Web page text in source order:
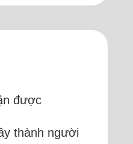
được
thành người